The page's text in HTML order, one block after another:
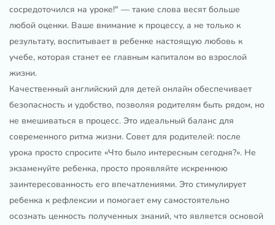
сосредоточился на уроке!" — такие слова весят больше
любой оценки. Ваше внимание к процессу, а не только к
результату, воспитывает в ребенке настоящую любовь к
учебе, которая станет ее главным капиталом во взрослой
жизни.
Качественный английский для детей онлайн обеспечивает
безопасность и удобство, позволяя родителям быть рядом, но
не вмешиваться в процесс. Это идеальный баланс для
современного ритма жизни. Совет для родителей: после
урока просто спросите «Что было интересным сегодня?». Не
экзаменуйте ребенка, просто проявляйте искреннюю
заинтересованность его впечатлениями. Это стимулирует
ребенка к рефлексии и помогает ему самостоятельно
осознать ценность полученных знаний, что является основой